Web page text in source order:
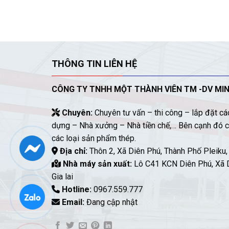
THÔNG TIN LIÊN HỆ
CÔNG TY TNHH MỘT THÀNH VIÊN TM -DV
Chuyên:Chuyên tư vấn – thi công – lắp đặt
dựng – Nhà xưởng – Nhà tiền chế,… Bên cạnh đó
các loại sản phẩm thép.
Địa chỉ:Thôn 2, Xã Diên Phú, Thành Phố Pleiku,
Nhà máy sản xuất:Lô C41 KCN Diên Phú, Xã
Gia lai
Hotline:0967.559.777
Email:Đang cập nhật